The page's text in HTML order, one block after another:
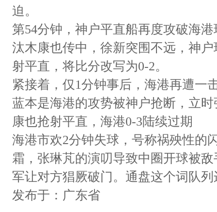
迫。
第54分钟，神户平直船再度攻破海
汰木康也传中，徐新突围不远，神
射平直，将比分改写为0-2。
紧接着，仅1分钟事后，海港再遭一
蓝本是海港的攻势被神户抢断，立
康也抢射平直，海港0-3陆续过期
海港市欢2分钟失球，号称祸殃性的
霜，张琳芃的演叨导致中圈开球被
军让对方猖厥破门。通盘这个词队
发布于：广东省